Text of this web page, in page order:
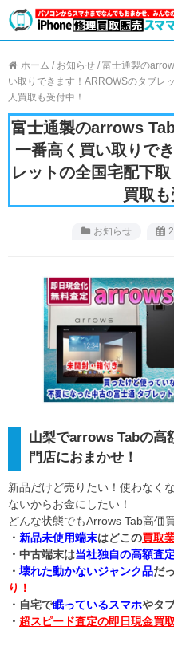
ホーム / お知らせ / 富士通製の
い取りできます！ARROWSのタブレ
人買取も受付中！
富士通製のarrows
一番高く買い取りで
レットの全国宅配下
買取も
お知らせ
山梨でarrows Tabの高
門店におまかせ！
新品だけど売りたい！使わなく
ないからお金にしたい！
どんな状態でもArrows Tab高価
・ 新品未使用端末はどこの買取
・中古端末は当社独自の高額査定
・ 壊れた動かないジャンク品だ
り！
・自宅で眠っているスマホやタ
・ 超スピード査定の即日現金買取